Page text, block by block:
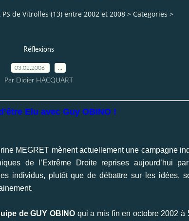
de Vitrolles (13) entre 2002 et 2008 > Categories >
Réflexions
03.02.2006
Par Didier HACQUART
Elu avec Guy OBINO !
MEGRET mènent actuellement une campagne
de l’Extrême Droite reprises aujourd’hui
individus, plutôt que de débattre sur les idées,
de GUY OBINO qui a mis fin en octobre 2002 à